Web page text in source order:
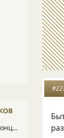
Наташа Воронцова